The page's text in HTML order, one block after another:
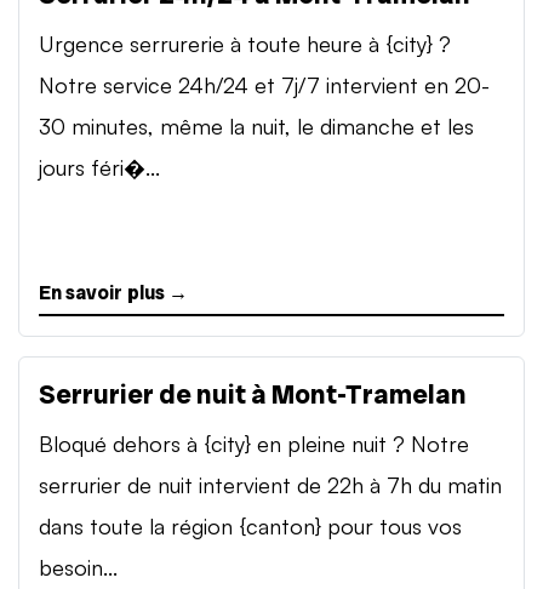
Urgence serrurerie à toute heure à {city} ?
Notre service 24h/24 et 7j/7 intervient en 20-
30 minutes, même la nuit, le dimanche et les
jours féri�...
En savoir plus →
Serrurier de nuit à Mont-Tramelan
Bloqué dehors à {city} en pleine nuit ? Notre
serrurier de nuit intervient de 22h à 7h du matin
dans toute la région {canton} pour tous vos
besoin...